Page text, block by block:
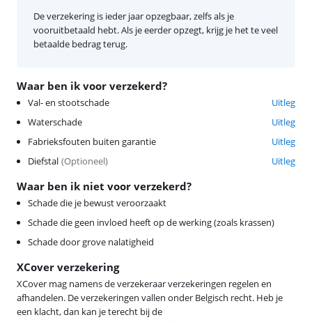
Waar ben ik voor verzekerd?
Val- en stootschade
Uitleg
Waterschade
Uitleg
Fabrieksfouten buiten garantie
Uitleg
Diefstal (Optioneel) Uitleg
Waar ben ik niet voor verzekerd?
Schade die je bewust veroorzaakt
Schade die geen invloed heeft op de werking (zoals krassen)
Schade door grove nalatigheid
XCover verzekering
XCover mag namens de verzekeraar verzekeringen regelen en
afhandelen. De verzekeringen vallen onder Belgisch recht. Heb je
een klacht, dan kan je terecht bij de
De verzekering is ieder jaar opzegbaar, zelfs als je
vooruitbetaald hebt. Als je eerder opzegt, krijg je het te veel
betaalde bedrag terug.